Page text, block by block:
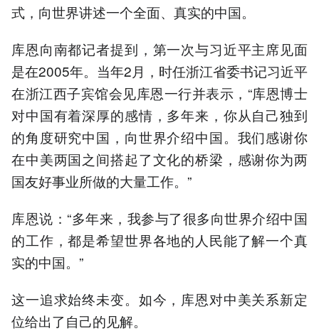
式，向世界讲述一个全面、真实的中国。
库恩向南都记者提到，第一次与习近平主席见面
是在2005年。当年2月，时任浙江省委书记习近平
在浙江西子宾馆会见库恩一行并表示，“库恩博士
对中国有着深厚的感情，多年来，你从自己独到
的角度研究中国，向世界介绍中国。我们感谢你
在中美两国之间搭起了文化的桥梁，感谢你为两
国友好事业所做的大量工作。”
库恩说：“多年来，我参与了很多向世界介绍中国
的工作，都是希望世界各地的人民能了解一个真
实的中国。”
这一追求始终未变。如今，库恩对中美关系新定
位给出了自己的见解。